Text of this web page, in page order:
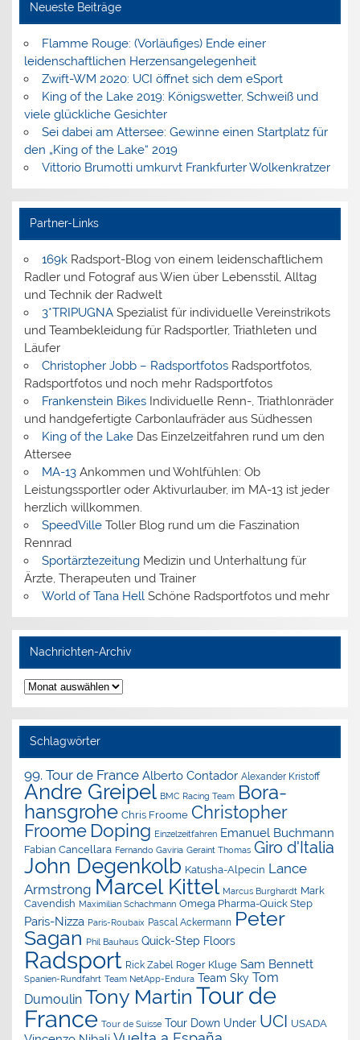
Neueste Beiträge
Flamme Rouge: (Vorläufiges) Ende einer
leidenschaftlichen Herzensangelegenheit
Zwift-WM 2020: UCI öffnet sich dem eSport
King of the Lake 2019: Königswetter, Schweiß und
viele glückliche Gesichter
Sei dabei am Attersee: Gewinne einen Startplatz für
den „King of the Lake“ 2019
Vittorio Brumotti umkurvt Frankfurter Wolkenkratzer
Partner-Links
169kRadsport-Blog von einem leidenschaftlichem
Radler und Fotograf aus Wien über Lebensstil, Alltag
und Technik der Radwelt
3*TRIPUGNASpezialist für individuelle Vereinstrikots
und Teambekleidung für Radsportler, Triathleten und
Läufer
Christopher Jobb – RadsportfotosRadsportfotos,
Radsportfotos und noch mehr Radsportfotos
Frankenstein BikesIndividuelle Renn-, Triathlonräder
und handgefertigte Carbonlaufräder aus Südhessen
King of the LakeDas Einzelzeitfahren rund um den
Attersee
MA-13Ankommen und Wohlfühlen: Ob
Leistungssportler oder Aktivurlauber, im MA-13 ist jeder
herzlich willkommen.
SpeedVilleToller Blog rund um die Faszination
Rennrad
SportärztezeitungMedizin und Unterhaltung für
Ärzte, Therapeuten und Trainer
World of Tana HellSchöne Radsportfotos und mehr
Nachrichten-Archiv
Nachrichten-
Archiv
Schlagwörter
99. Tour de France Alberto Contador Alexander Kristoff
Andre Greipel BMC Racing Team Bora-
hansgrohe Chris Froome Christopher
Froome Doping Einzelzeitfahren Emanuel Buchmann
Fabian Cancellara Fernando Gaviria Geraint Thomas Giro d'Italia
John Degenkolb Katusha-Alpecin Lance
Armstrong Marcel Kittel Marcus Burghardt Mark
Cavendish Maximilian Schachmann Omega Pharma-Quick Step
Paris-Nizza Paris-Roubaix Pascal Ackermann Peter
Sagan Phil Bauhaus Quick-Step Floors
Radsport Rick Zabel Roger Kluge Sam Bennett
Spanien-Rundfahrt Team NetApp-Endura Team Sky Tom
Dumoulin Tony Martin Tour de
France Tour de Suisse Tour Down Under UCI USADA